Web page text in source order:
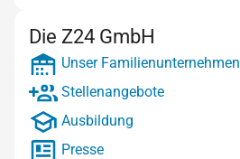
Die Z24 GmbH
Unser Familienunternehmen
Stellenangebote
Ausbildung
Presse